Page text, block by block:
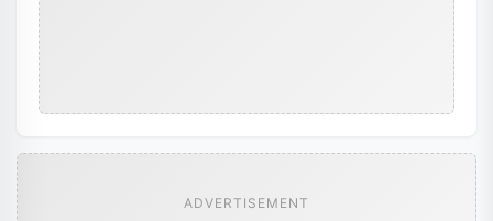
ADVERTISEMENT